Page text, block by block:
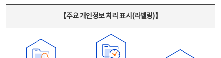
【주요 개인정보 처리 표시(라벨링)】